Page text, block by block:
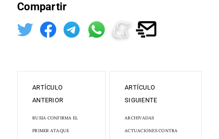
Compartir
ARTÍCULO
ANTERIOR
RUSIA CONFIRMA EL
PRIMER ATAQUE
ARTÍCULO
SIGUIENTE
ARCHIVADAS
ACTUACIONES CONTRA